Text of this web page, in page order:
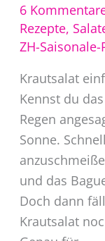
6
Rezepte,
ZH-Saisonale-
Krautsalat
Kennst du
Regen
Sonne.
und das
Doch dann
Krautsalat